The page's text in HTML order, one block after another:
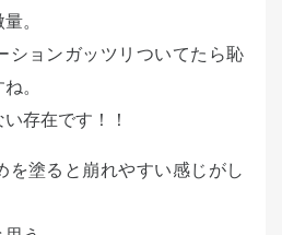
。
ションガッツリついてたら恥
。
存在です！！
を塗ると崩れやすい感じがし